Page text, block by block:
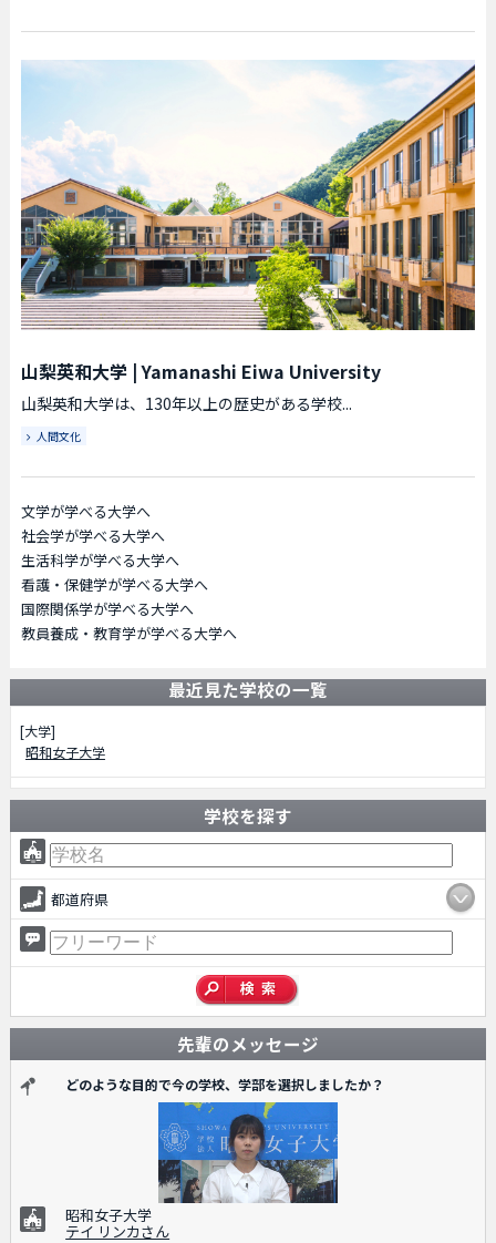
山梨英和大学|Yamanashi Eiwa University
山梨英和大学は、130年以上の歴史がある学校...
人間文化
文学が学べる大学へ
社会学が学べる大学へ
生活科学が学べる大学へ
看護・保健学が学べる大学へ
国際関係学が学べる大学へ
教員養成・教育学が学べる大学へ
最近見た学校の一覧
[大学]
昭和女子大学
学校を探す
都道府県
先輩のメッセージ
どのような目的で今の学校、学部を選択しましたか？
昭和女子大学
テイ リンカさん